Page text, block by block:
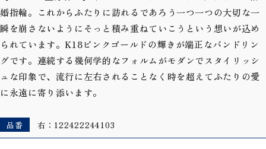
婚指輪。これからふたりに訪れるであろう一つ一つの大切な一
瞬を崩さないようにそっと積み重ねていこうという想いが込め
られています。K18ピンクゴールドの輝きが端正なバンドリン
グです。連続する幾何学的なフォルムがモダンでスタイリッシ
ュな印象で、流行に左右されることなく時を超えてふたりの愛
に永遠に寄り添います。
品番 右：122422244103